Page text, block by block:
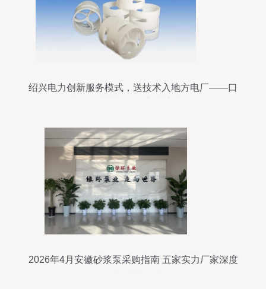
绍兴电力创新服务模式，送技术入地方电厂——口
2026年4月安徽砂浆泵采购指南 五家实力厂家深度